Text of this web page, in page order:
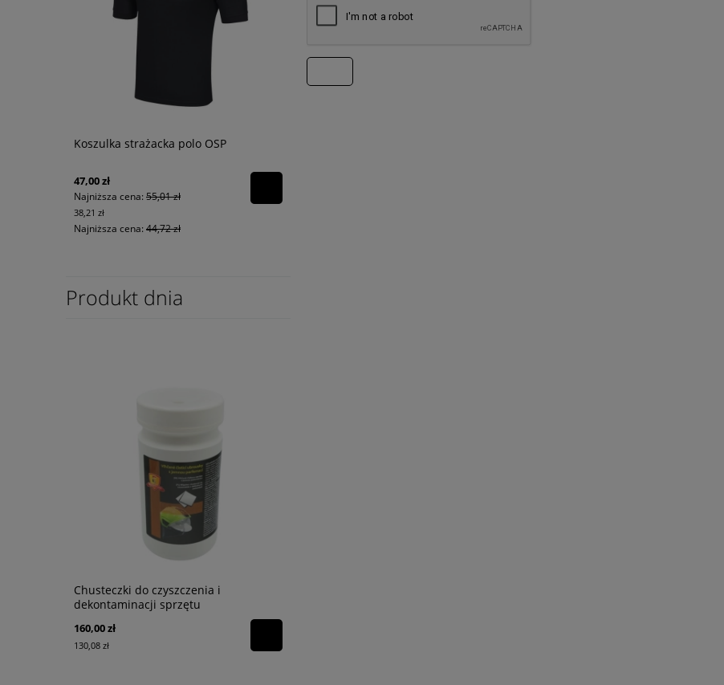
Koszulka strażacka polo OSP
47,00 zł
Najniższa cena: 55,01 zł
38,21 zł
Najniższa cena: 44,72 zł
Produkt dnia
Chusteczki do czyszczenia i
dekontaminacji sprzętu
160,00 zł
130,08 zł